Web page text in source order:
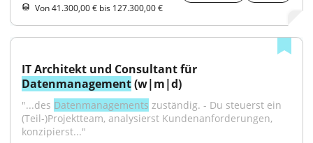
Von 41.300,00 € bis 127.300,00 €
Datenmanagement (w|m|d)
"...des Datenmanagements zuständig. - Du steuerst ein
(Teil-)Projektteam, analysierst Kundenanforderungen,
konzipierst..."